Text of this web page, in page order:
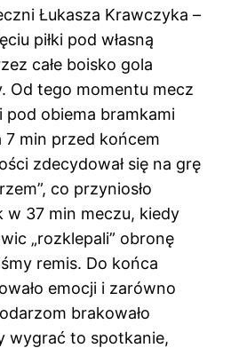
Łukasza Krawczyka –
piłki pod własną
całe boisko gola
Od tego momentu mecz
pod obiema bramkami
7 min przed końcem
zdecydował się na grę
co przyniosło
w 37 min meczu, kiedy
„rozklepali” obronę
remis. Do końca
emocji i zarówno
brakowało
wygrać to spotkanie,